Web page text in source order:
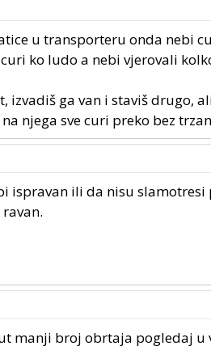
u transporteru onda nebi
ko ludo a nebi vjerovali
izvadiš ga van i staviš drugo,
njega sve curi preko bez
ispravan ili da nisu slamotresi
manji broj obrtaja pogledaj